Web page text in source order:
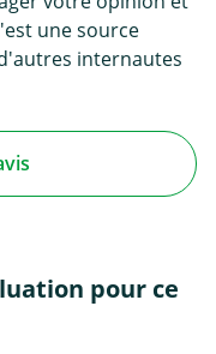
une source
internautes
pour ce